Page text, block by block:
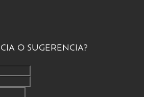
O SUGERENCIA?